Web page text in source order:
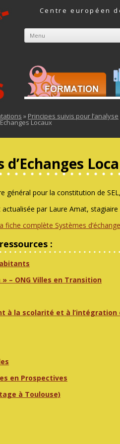
Centre européen
Menu
Aller au contenu
» Principes suivis pour l’analyse
Locaux
d’Echanges
général pour la constitution de
par Laure Amat,
fiche complète Systèmes
:
– ONG Villes en Transition
à la scolarité et à
en Prospectives
à Toulouse)